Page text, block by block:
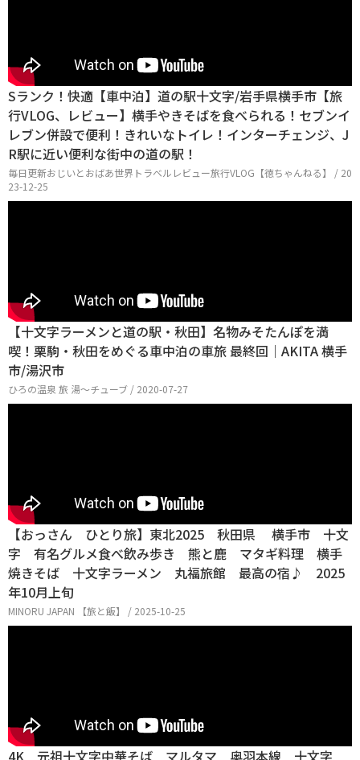
Sランク！快適【車中泊】道の駅十文字/岩手県横手市【旅
行VLOG、レビュー】横手やきそばを食べられる！セブンイ
レブン併設で便利！きれいなトイレ！インターチェンジ、J
R駅に近い便利な街中の道の駅！
毎日更新おじいとおばあ世界トラベルレビュー旅行VLOG【徳ちゃんねる】 / 20
23-12-25
【十文字ラーメンと道の駅・秋田】名物みそたんぽを満
喫！栗駒・秋田をめぐる車中泊の車旅 最終回｜AKITA 横手
市/湯沢市
ひろの温泉 旅 湯～チューブ / 2020-07-27
【おっさん ひとり旅】東北2025 秋田県 横手市 十文
字 有名グルメ食べ飲み歩き 熊と鹿 マタギ料理 横手
焼きそば 十文字ラーメン 丸福旅館 最高の宿♪ 2025
年10月上旬
MINORU JAPAN 【旅と飯】 / 2025-10-25